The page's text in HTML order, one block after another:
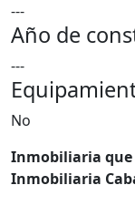
---
Año de
---
No
Inmobiliaria que
Inmobiliaria